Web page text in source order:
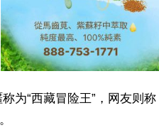
为“西藏冒险王”，网友则称